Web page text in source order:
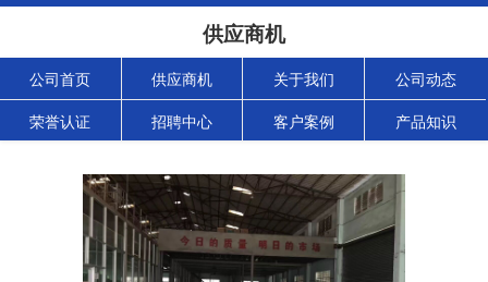
供应商机
公司首页 供应商机 关于我们 公司动态
荣誉认证 招聘中心 客户案例 产品知识